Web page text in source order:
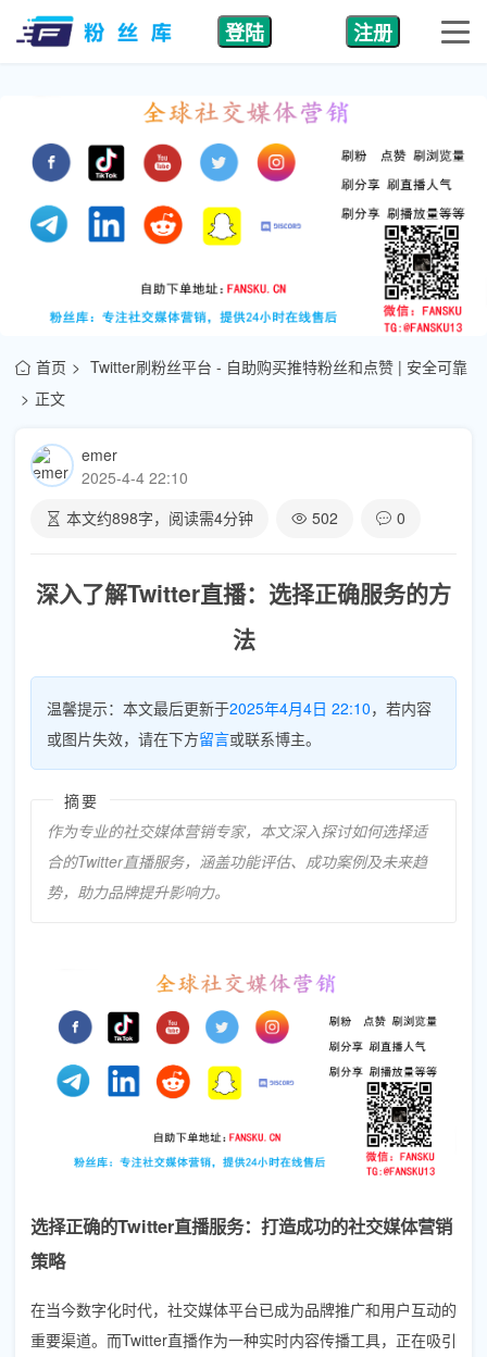
登陆 注册
首页
Twitter刷粉丝平台 - 自助购买推特粉丝和点赞 | 安全可靠
正文
emer
2025-4-4 22:10
本文约898字，阅读需4分钟 502 0
深入了解Twitter直播：选择正确服务的方
法
温馨提示：本文最后更新于2025年4月4日 22:10，若内容
或图片失效，请在下方留言或联系博主。
摘要
作为专业的社交媒体营销专家，本文深入探讨如何选择适
合的Twitter直播服务，涵盖功能评估、成功案例及未来趋
势，助力品牌提升影响力。
选择正确的Twitter直播服务：打造成功的社交媒体营销
策略
在当今数字化时代，社交媒体平台已成为品牌推广和用户互动的
重要渠道。而Twitter直播作为一种实时内容传播工具，正在吸引